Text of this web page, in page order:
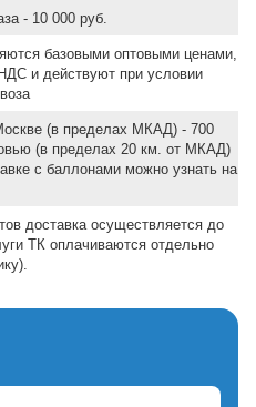
- 10 000 руб.
базовыми оптовыми ценами,
и действуют при условии
(в пределах МКАД) - 700
(в пределах 20 км. от МКАД)
с баллонами можно узнать на
доставка осуществляется до
ТК оплачиваются отдельно